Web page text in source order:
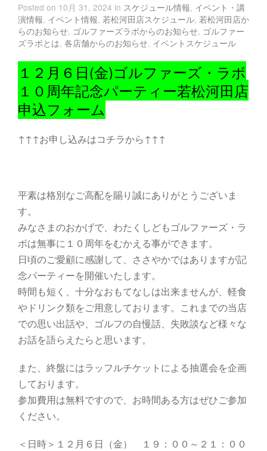
Posted on 10月 31, 2024 in スケジュール情報, イベント・講
演情報, イベント情報, 若松河田店スケジュール, 若松河田店か
らのお知らせ, ゴルファーズラボからのお知らせ, ゴルファー
ズラボとは, 各店舗からのお知らせ, イベントスケジュール
１２月６ 日(金)ゴルファーズ・ラボ
１０周年記念パーティー若松河田店
申込フォーム
↑↑↑お申し込みはコチラから↑↑↑
平素は格別なご高配を賜り誠にありがとうございま
す。
みなさまのおかげで、わたくしどもゴルファーズ・ラ
ボは無事に１０周年をむかえる事ができます。
日頃のご愛顧に感謝して、ささやかではありますが記
念パーティーを開催いたします。
時間も短く、十分なおもてなしは出来ませんが、軽食
やドリンク類をご用意しております。これまでの当店
での思い出話や、ゴルフの自慢話、失敗談など様々な
お話を語らえたらと思います。
また、終盤にはラッフルチケットによる抽選会を企画
しております。
参加費用は無料ですので、お時間ある方はぜひご参加
ください。
＜日時＞ １２月６日（金） １９：００ ～２１：００